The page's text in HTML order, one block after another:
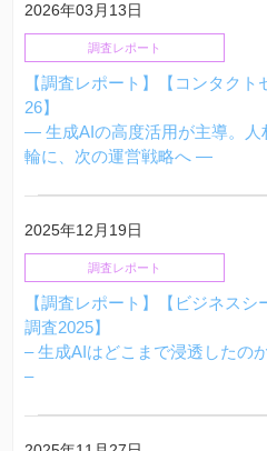
2026年03月13日
調査レポート
【調査レポート】【コンタク
26】
— 生成AIの高度活用が主導。人
輪に、次の運営戦略へ —
2025年12月19日
調査レポート
【調査レポート】【ビジネス
調査2025】
– 生成AIはどこまで浸透したの
–